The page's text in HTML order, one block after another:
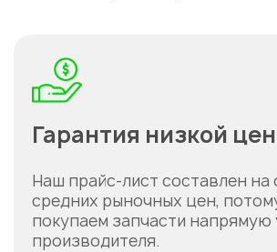
Гарантия низкой
Наш прайс-лист составлен на
средних рыночных цен,
покупаем запчасти напрямую
производителя.